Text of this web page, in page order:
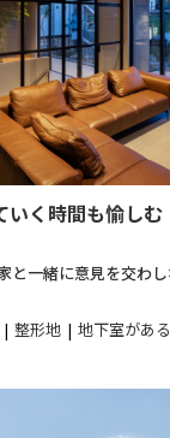
いく時間も愉しむ
と一緒に意見を交わ
整形地 地下室がある